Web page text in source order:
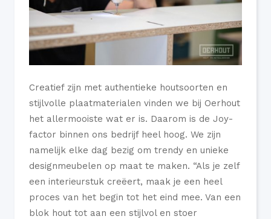
Creatief zijn met authentieke houtsoorten en
stijlvolle plaatmaterialen vinden we bij Oerhout
het allermooiste wat er is. Daarom is de Joy-
factor binnen ons bedrijf heel hoog. We zijn
namelijk elke dag bezig om trendy en unieke
designmeubelen op maat te maken. “Als je zelf
een interieurstuk creëert, maak je een heel
proces van het begin tot het eind mee. Van een
blok hout tot aan een stijlvol en stoer